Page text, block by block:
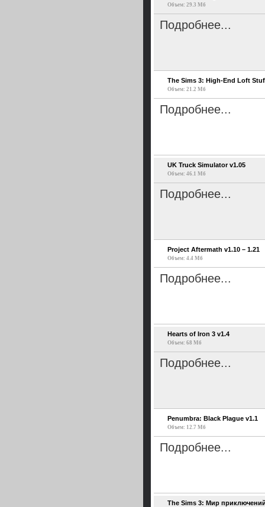
Объем: 29.3 Мб
Подробнее...
The Sims 3: High-End Loft
Объем: 21.2 Мб
Подробнее...
UK Truck Simulator v1.05
Объем: 46.1 Мб
Подробнее...
Project Aftermath v1.10 – 1.21
Объем: 4.4 Мб
Подробнее...
Hearts of Iron 3 v1.4
Объем: 68 Мб
Подробнее...
Penumbra: Black Plague v1.1
Объем: 12.7 Мб
Подробнее...
The Sims 3: Мир приключений